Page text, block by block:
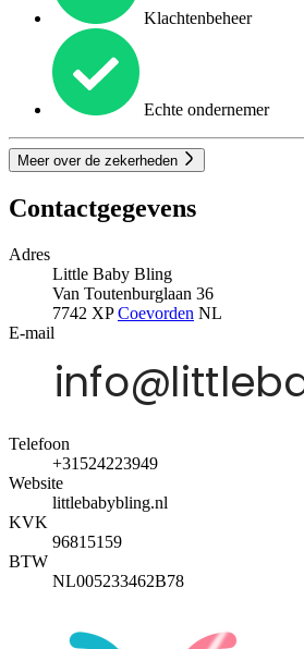
Klachtenbeheer
Echte ondernemer
Meer over de zekerheden
Contactgegevens
Adres
Little Baby Bling
Van Toutenburglaan 36
7742 XPCoevorden NL
E-mail
Telefoon
+31524223949
Website
littlebabybling.nl
KVK
96815159
BTW
NL005233462B78